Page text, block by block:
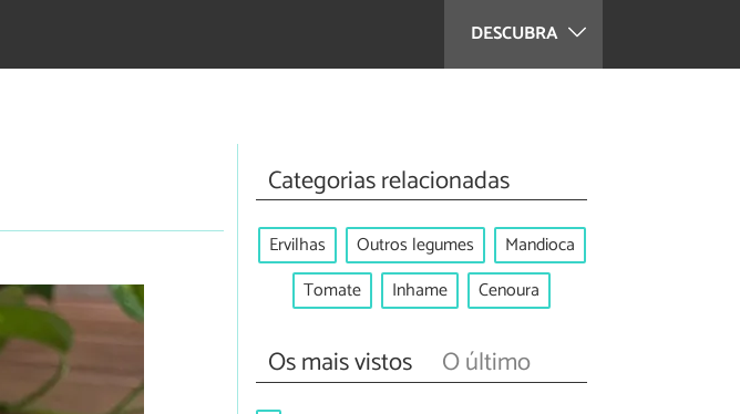
DESCUBRA
Categorias relacionadas
Ervilhas Outros legumes
Mandioca
Tomate
Inhame Cenoura
Os mais vistos O último